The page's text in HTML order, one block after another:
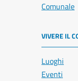
Comunale
VIVERE IL
Luoghi
Eventi